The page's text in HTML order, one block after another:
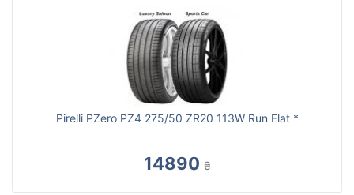
Pirelli PZero PZ4 275/50 ZR20 113W Run Flat *
14890 ₴